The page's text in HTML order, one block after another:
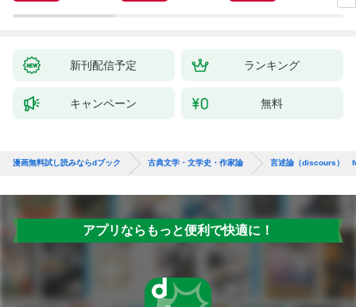
新刊配信予定 ランキング
キャンペーン 無料
漫画無料試し読みならdブック 古典文学・文学史・作家論 言述論（discours）
アプリならもっと便利で快適に！